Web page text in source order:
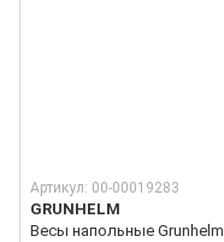
Артикул: 00-00019283
GRUNHELM
Весы напольные Grunhelm